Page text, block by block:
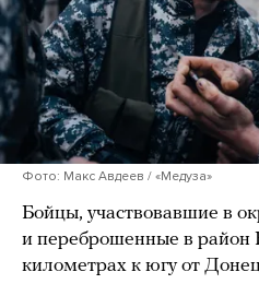
Фото: Макс Авдеев / «Медуза»
Бойцы, участвовавшие в
и переброшенные в район
километрах к югу от